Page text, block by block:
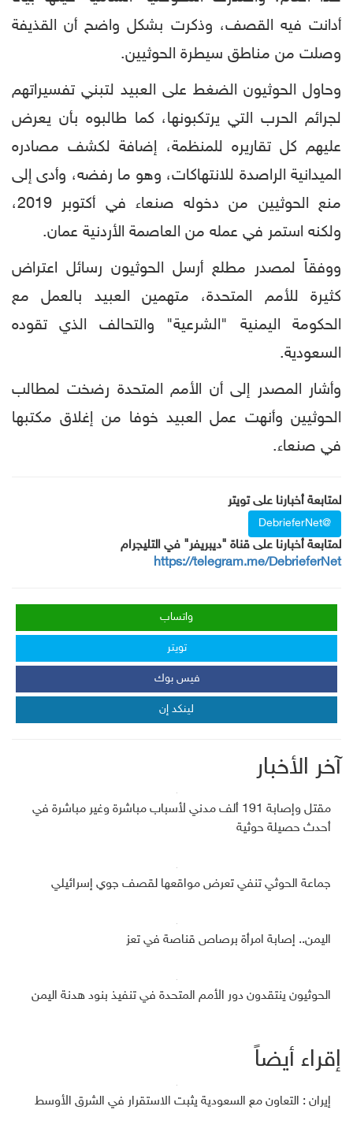
أدانت فيه القصف، وذكرت بشكل واضح أن القذيفة
وصلت من مناطق سيطرة الحوثيين.
وحاول الحوثيون الضغط على العبيد لتبني تفسيراتهم
لجرائم الحرب التي يرتكبونها، كما طالبوه بأن يعرض
عليهم كل تقاريره للمنظمة، إضافة لكشف مصادره
الميدانية الراصدة للانتهاكات، وهو ما رفضه، وأدى إلى
منع الحوثيين من دخوله صنعاء في أكتوبر 2019،
ولكنه استمر في عمله من العاصمة الأردنية عمان.
ووفقاً لمصدر مطلع أرسل الحوثيون رسائل اعتراض
كثيرة للأمم المتحدة، متهمين العبيد بالعمل مع
الحكومة اليمنية "الشرعية" والتحالف الذي تقوده
السعودية.
وأشار المصدر إلى أن الأمم المتحدة رضخت لمطالب
الحوثيين وأنهت عمل العبيد خوفا من إغلاق مكتبها
في صنعاء.
لمتابعة أخبارنا على تويتر
@DebrieferNet
لمتابعة أخبارنا على قناة "ديبريفر" في التليجرام
https://telegram.me/DebrieferNet
واتساب
تويتر
فيس بوك
لينكد إن
آخر الأخبار
مقتل وإصابة 191 ألف مدني لأسباب مباشرة وغير مباشرة في
أحدث حصيلة حوثية
جماعة الحوثي تنفي تعرض مواقعها لقصف جوي إسرائيلي
اليمن.. إصابة امرأة برصاص قناصة في تعز
الحوثيون ينتقدون دور الأمم المتحدة في تنفيذ بنود هدنة اليمن
إقراء أيضاً
إيران : التعاون مع السعودية يثبت الاستقرار في الشرق الأوسط